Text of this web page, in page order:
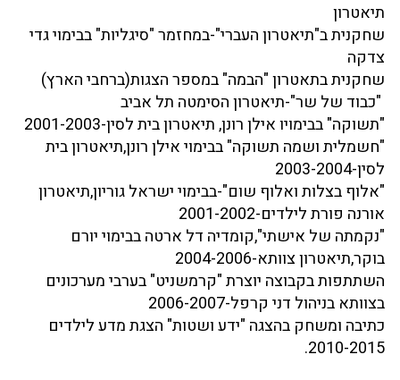
תיאטרון
שחקנית ב"תיאטרון העברי"-במחזמר "סיגליות" בבימוי גדי
צדקה
שחקנית בתאטרון "הבמה" במספר הצגות(ברחבי הארץ)
"כבוד של שר"-תיאטרון הסימטה תל אביב
"תשוקה" בבימויו אילן רונן, תיאטרון בית לסין-2001-2003
"חשמלית ושמה תשוקה" בבימוי אילן רונן,תיאטרון בית
לסין-2003-2004
"אלוף בצלות ואלוף שום"-בבימוי ישראל גוריון,תיאטרון
אורנה פורת לילדים-2001-2002
"נקמתה של אישתי",קומדיה דל ארטה בבימוי יורם
בוקר,תיאטרון צוותא-2004-2006
השתתפות בקבוצה יוצרת "קרמשניט" בערבי מערכונים
בצוותא בניהול דני קרפל-2006-2007
כתיבה ומשחק בהצגה "ידע ושטות" הצגת מדע לילדים
2010-2015.